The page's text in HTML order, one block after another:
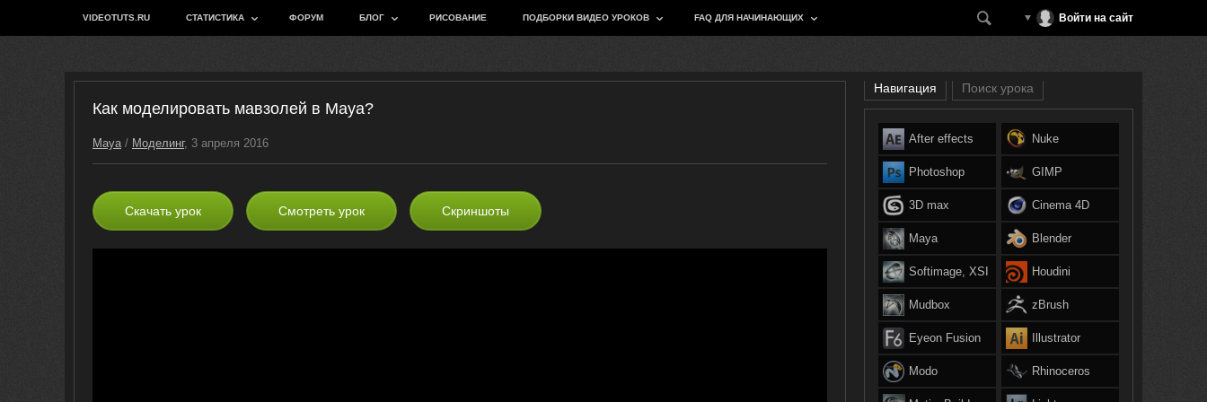
VIDEOTUTS.RU СТАТИСТИКА ФОРУМ БЛОГ РИСОВАНИЕ ПОДБОРКИ ВИДЕО УРОКОВ FAQ ДЛЯ НАЧИНАЮЩИХ Войти на сайт
Как моделировать мавзолей в Maya?
Maya/ Моделинг, 3 апреля 2016
Скачать урок Смотреть урок Скриншоты
Навигация Поиск урока
After effects
Photoshop
3D max
Maya
Softimage, XSI
Mudbox
Eyeon Fusion
Modo
Nuke
GIMP
Cinema 4D
Blender
Houdini
zBrush
Illustrator
Rhinoceros